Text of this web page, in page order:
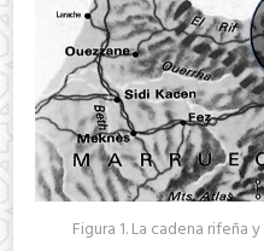
Figura 1. La cadena